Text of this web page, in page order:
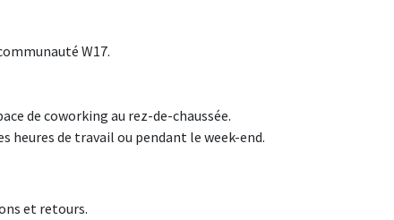
W17.
de coworking au rez-de-chaussée.
heures de travail ou pendant le week-end.
et retours.